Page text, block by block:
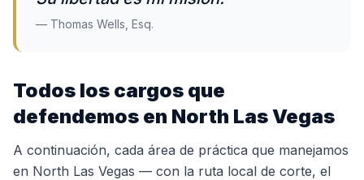
— Thomas Wells, Esq.
Todos los cargos que
defendemos en North Las Vegas
A continuación, cada área de práctica que manejamos
en North Las Vegas — con la ruta local de corte, el